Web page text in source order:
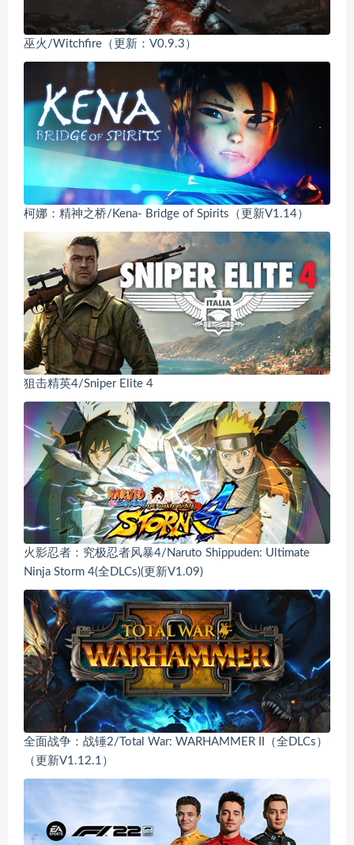
巫火/Witchfire（更新：V0.9.3）
柯娜：精神之桥/Kena- Bridge of Spirits（更新V1.14）
狙击精英4/Sniper Elite 4
火影忍者：究极忍者风暴4/Naruto Shippuden: Ultimate
Ninja Storm 4(全DLCs)(更新V1.09)
全面战争：战锤2/Total War: WARHAMMER II（全DLCs）
（更新V1.12.1）